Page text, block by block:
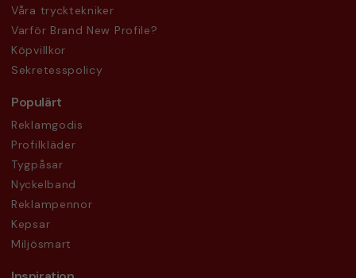
Våra trycktekniker
Varför Brand New Profile?
Köpvillkor
Sekretesspolicy
Populärt
Reklamgodis
Profilkläder
Tygpåsar
Nyckelband
Reklampennor
Kepsar
Miljösmart